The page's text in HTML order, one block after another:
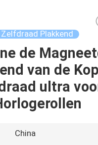
Zelfdraad Plakkend
de
van de
ultra
China